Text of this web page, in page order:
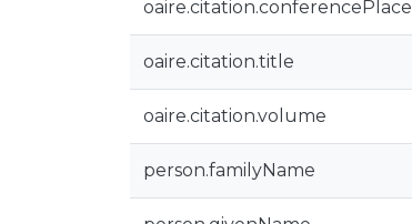
oaire.citation.conferencePlace
oaire.citation.title
oaire.citation.volume
person.familyName